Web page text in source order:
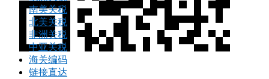
南美关税
北美关税
非洲关税
中亚关税
海关编码
链接直达